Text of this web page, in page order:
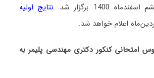
1400 برگزار شد.
نتایج اولیه
اعلام خواهد شد.
امتحانی کنکور دکتری مهندسی پلیمر به